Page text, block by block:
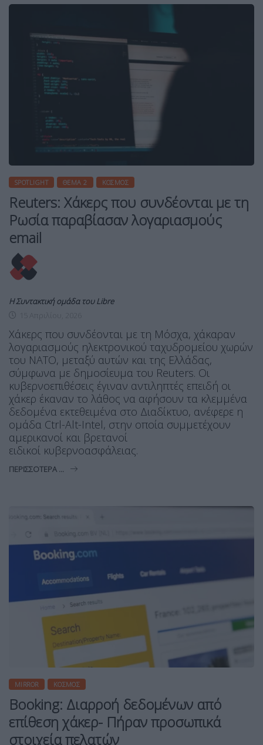
SPOTLIGHT ΘΈΜΑ 2 ΚΌΣΜΟΣ
Reuters: Χάκερς που συνδέονται με τη
Ρωσία παραβίασαν λογαριασμούς
email
Η Συντακτική ομάδα του Libre
Χάκερς που συνδέονται με τη Μόσχα, χάκαραν
λογαριασμούς ηλεκτρονικού ταχυδρομείου χωρών
του ΝΑΤΟ, μεταξύ αυτών και της Ελλάδας,
σύμφωνα με δημοσίευμα του Reuters. Οι
κυβερνοεπιθέσεις έγιναν αντιληπτές επειδή οι
χάκερ έκαναν το λάθος να αφήσουν τα κλεμμένα
δεδομένα εκτεθειμένα στο Διαδίκτυο, ανέφερε η
ομάδα Ctrl-Alt-Intel, στην οποία συμμετέχουν
αμερικανοί και βρετανοί
ειδικοί κυβερνοασφάλειας.
ΠΕΡΙΣΣΌΤΕΡΑ ...
MIRROR ΚΌΣΜΟΣ
Booking: Διαρροή δεδομένων από
επίθεση χάκερ- Πήραν προσωπικά
στοιχεία πελατών